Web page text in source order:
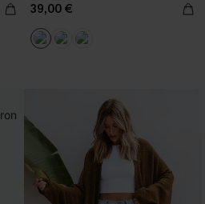
39,00 €